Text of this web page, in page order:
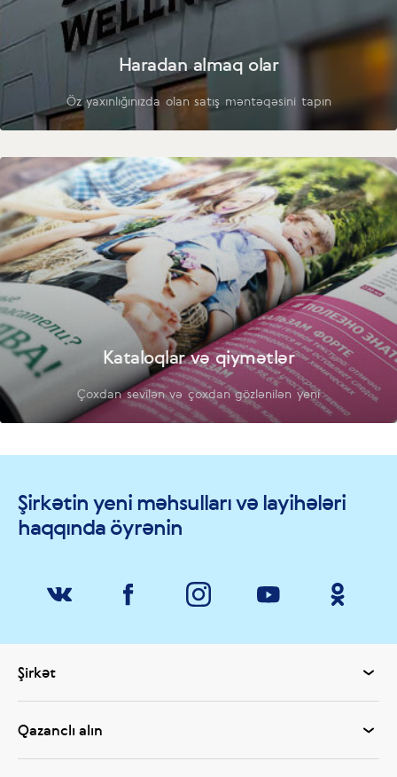
Haradan almaq olar
Öz yaxınlığınızda olan satış məntəqəsini tapın
Kataloqlar və qiymətlər
Çoxdan sevilən və çoxdan gözlənilən yeni
Şirkətin yeni məhsulları və layihələri
haqqında öyrənin
Şirkət
Qazanclı alın